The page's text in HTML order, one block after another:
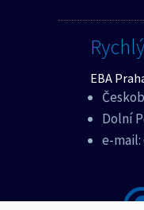
EBA
Dolní
e-mail: